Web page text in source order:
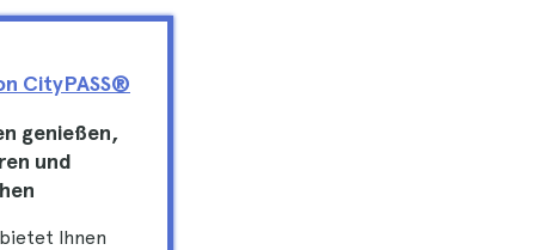
CityPASS®
genießen,
und
Ihnen